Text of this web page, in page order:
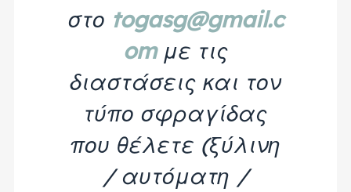
στο togasg@gmail.c
omμε τις
διαστάσεις και τον
τύπο σφραγίδας
που θέλετε (ξύλινη
/ αυτόματη /